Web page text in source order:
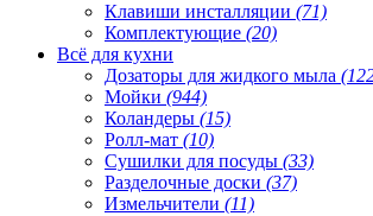
Клавиши инсталляции (71)
Комплектующие (20)
Всё для кухни
Дозаторы для жидкого мыла
Мойки (944)
Коландеры (15)
Ролл-мат (10)
Сушилки для посуды (33)
Разделочные доски (37)
Измельчители (11)